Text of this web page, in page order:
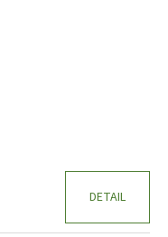
DETAIL